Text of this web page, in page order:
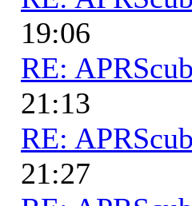
19:06
RE:
21:13
RE:
21:27